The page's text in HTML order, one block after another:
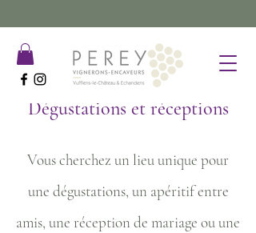
Dégustations et réceptions
Vous cherchez un lieu unique pour
une dégustations, un apéritif entre
amis, une réception de mariage ou une